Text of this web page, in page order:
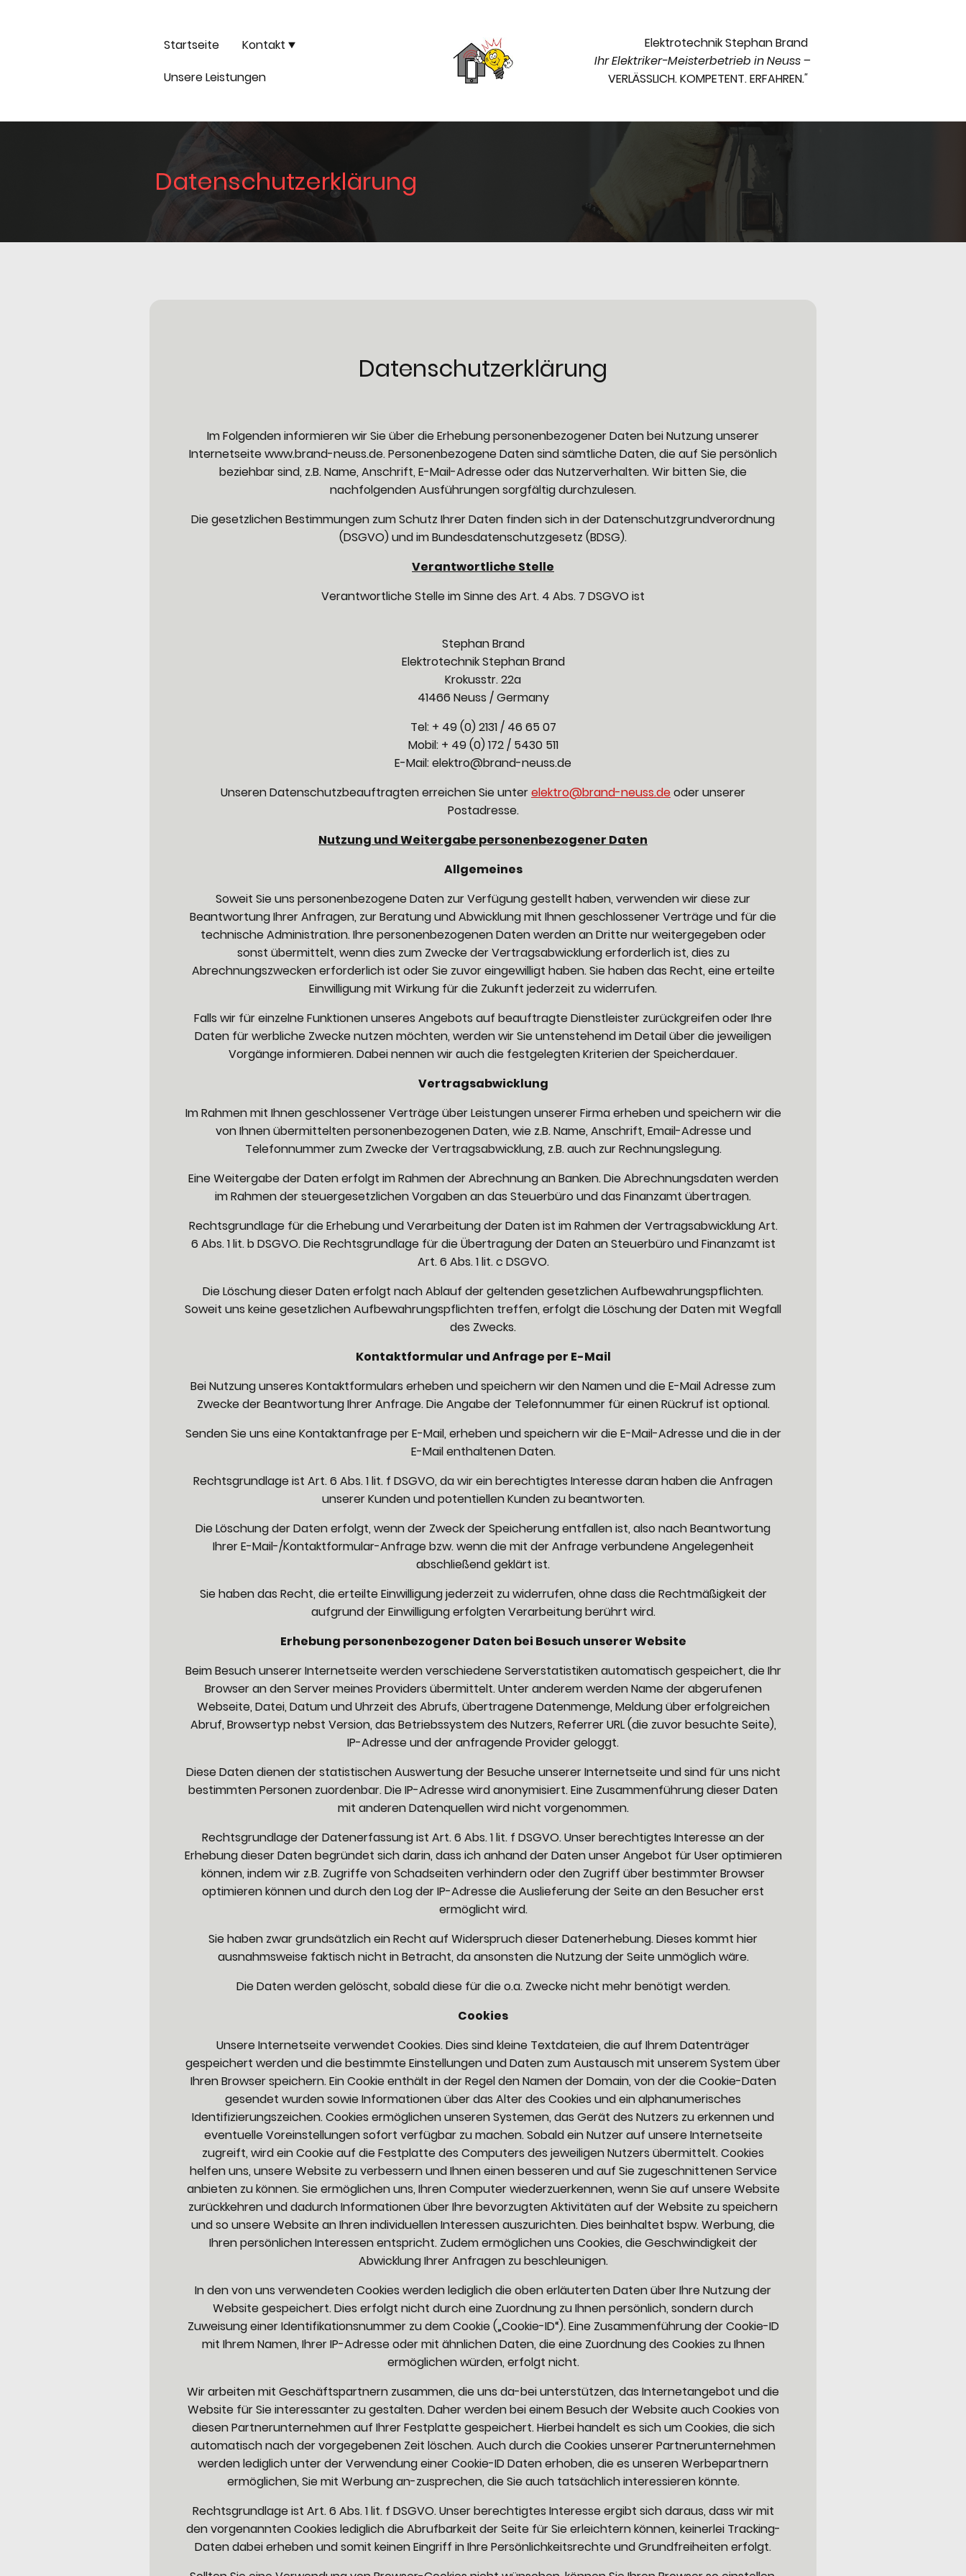
Startseite
Kontakt
Unsere Leistungen
Elektrotechnik Stephan Brand
Ihr Elektriker-Meisterbetrieb in Neuss –
VERLÄSSLICH. KOMPETENT. ERFAHREN."
Datenschutzerklärung
Datenschutzerklärung
Im Folgenden informieren wir Sie über die Erhebung personenbezogener Daten bei Nutzung unserer
Internetseite www.brand-neuss.de. Personenbezogene Daten sind sämtliche Daten, die auf Sie persönlich
beziehbar sind, z.B. Name, Anschrift, E-Mail-Adresse oder das Nutzerverhalten. Wir bitten Sie, die
nachfolgenden Ausführungen sorgfältig durchzulesen.
Die gesetzlichen Bestimmungen zum Schutz Ihrer Daten finden sich in der Datenschutzgrundverordnung
(DSGVO) und im Bundesdatenschutzgesetz (BDSG).
Verantwortliche Stelle
Verantwortliche Stelle im Sinne des Art. 4 Abs. 7 DSGVO ist
Stephan Brand
Elektrotechnik Stephan Brand
Krokusstr. 22a
41466 Neuss / Germany
Tel: + 49 (0) 2131 / 46 65 07
Mobil: + 49 (0) 172 / 5430 511
E-Mail: elektro@brand-neuss.de
Unseren Datenschutzbeauftragten erreichen Sie unterelektro@brand-neuss.deoder unserer
Postadresse.
Nutzung und Weitergabe personenbezogener Daten
Allgemeines
Soweit Sie uns personenbezogene Daten zur Verfügung gestellt haben, verwenden wir diese zur
Beantwortung Ihrer Anfragen, zur Beratung und Abwicklung mit Ihnen geschlossener Verträge und für die
technische Administration. Ihre personenbezogenen Daten werden an Dritte nur weitergegeben oder
sonst übermittelt, wenn dies zum Zwecke der Vertragsabwicklung erforderlich ist, dies zu
Abrechnungszwecken erforderlich ist oder Sie zuvor eingewilligt haben. Sie haben das Recht, eine erteilte
Einwilligung mit Wirkung für die Zukunft jederzeit zu widerrufen.
Falls wir für einzelne Funktionen unseres Angebots auf beauftragte Dienstleister zurückgreifen oder Ihre
Daten für werbliche Zwecke nutzen möchten, werden wir Sie untenstehend im Detail über die jeweiligen
Vorgänge informieren. Dabei nennen wir auch die festgelegten Kriterien der Speicherdauer.
Vertragsabwicklung
Im Rahmen mit Ihnen geschlossener Verträge über Leistungen unserer Firma erheben und speichern wir die
von Ihnen übermittelten personenbezogenen Daten, wie z.B. Name, Anschrift, Email-Adresse und
Telefonnummer zum Zwecke der Vertragsabwicklung, z.B. auch zur Rechnungslegung.
Eine Weitergabe der Daten erfolgt im Rahmen der Abrechnung an Banken. Die Abrechnungsdaten werden
im Rahmen der steuergesetzlichen Vorgaben an das Steuerbüro und das Finanzamt übertragen.
Rechtsgrundlage für die Erhebung und Verarbeitung der Daten ist im Rahmen der Vertragsabwicklung Art.
6 Abs. 1 lit. b DSGVO. Die Rechtsgrundlage für die Übertragung der Daten an Steuerbüro und Finanzamt ist
Art. 6 Abs. 1 lit. c DSGVO.
Die Löschung dieser Daten erfolgt nach Ablauf der geltenden gesetzlichen Aufbewahrungspflichten.
Soweit uns keine gesetzlichen Aufbewahrungspflichten treffen, erfolgt die Löschung der Daten mit Wegfall
des Zwecks.
Kontaktformular und Anfrage per E-Mail
Bei Nutzung unseres Kontaktformulars erheben und speichern wir den Namen und die E-Mail Adresse zum
Zwecke der Beantwortung Ihrer Anfrage. Die Angabe der Telefonnummer für einen Rückruf ist optional.
Senden Sie uns eine Kontaktanfrage per E-Mail, erheben und speichern wir die E-Mail-Adresse und die in der
E-Mail enthaltenen Daten.
Rechtsgrundlage ist Art. 6 Abs. 1 lit. f DSGVO, da wir ein berechtigtes Interesse daran haben die Anfragen
unserer Kunden und potentiellen Kunden zu beantworten.
Die Löschung der Daten erfolgt, wenn der Zweck der Speicherung entfallen ist, also nach Beantwortung
Ihrer E-Mail-/Kontaktformular-Anfrage bzw. wenn die mit der Anfrage verbundene Angelegenheit
abschließend geklärt ist.
Sie haben das Recht, die erteilte Einwilligung jederzeit zu widerrufen, ohne dass die Rechtmäßigkeit der
aufgrund der Einwilligung erfolgten Verarbeitung berührt wird.
Erhebung personenbezogener Daten bei Besuch unserer Website
Beim Besuch unserer Internetseite werden verschiedene Serverstatistiken automatisch gespeichert, die Ihr
Browser an den Server meines Providers übermittelt. Unter anderem werden Name der abgerufenen
Webseite, Datei, Datum und Uhrzeit des Abrufs, übertragene Datenmenge, Meldung über erfolgreichen
Abruf, Browsertyp nebst Version, das Betriebssystem des Nutzers, Referrer URL (die zuvor besuchte Seite),
IP-Adresse und der anfragende Provider geloggt.
Diese Daten dienen der statistischen Auswertung der Besuche unserer Internetseite und sind für uns nicht
bestimmten Personen zuordenbar. Die IP-Adresse wird anonymisiert. Eine Zusammenführung dieser Daten
mit anderen Datenquellen wird nicht vorgenommen.
Rechtsgrundlage der Datenerfassung ist Art. 6 Abs. 1 lit. f DSGVO. Unser berechtigtes Interesse an der
Erhebung dieser Daten begründet sich darin, dass ich anhand der Daten unser Angebot für User optimieren
können, indem wir z.B. Zugriffe von Schadseiten verhindern oder den Zugriff über bestimmter Browser
optimieren können und durch den Log der IP-Adresse die Auslieferung der Seite an den Besucher erst
ermöglicht wird.
Sie haben zwar grundsätzlich ein Recht auf Widerspruch dieser Datenerhebung. Dieses kommt hier
ausnahmsweise faktisch nicht in Betracht, da ansonsten die Nutzung der Seite unmöglich wäre.
Die Daten werden gelöscht, sobald diese für die o.a. Zwecke nicht mehr benötigt werden.
Cookies
Unsere Internetseite verwendet Cookies. Dies sind kleine Textdateien, die auf Ihrem Datenträger
gespeichert werden und die bestimmte Einstellungen und Daten zum Austausch mit unserem System über
Ihren Browser speichern. Ein Cookie enthält in der Regel den Namen der Domain, von der die Cookie-Daten
gesendet wurden sowie Informationen über das Alter des Cookies und ein alphanumerisches
Identifizierungszeichen. Cookies ermöglichen unseren Systemen, das Gerät des Nutzers zu erkennen und
eventuelle Voreinstellungen sofort verfügbar zu machen. Sobald ein Nutzer auf unsere Internetseite
zugreift, wird ein Cookie auf die Festplatte des Computers des jeweiligen Nutzers übermittelt. Cookies
helfen uns, unsere Website zu verbessern und Ihnen einen besseren und auf Sie zugeschnittenen Service
anbieten zu können. Sie ermöglichen uns, Ihren Computer wiederzuerkennen, wenn Sie auf unsere Website
zurückkehren und dadurch Informationen über Ihre bevorzugten Aktivitäten auf der Website zu speichern
und so unsere Website an Ihren individuellen Interessen auszurichten. Dies beinhaltet bspw. Werbung, die
Ihren persönlichen Interessen entspricht. Zudem ermöglichen uns Cookies, die Geschwindigkeit der
Abwicklung Ihrer Anfragen zu beschleunigen.
In den von uns verwendeten Cookies werden lediglich die oben erläuterten Daten über Ihre Nutzung der
Website gespeichert. Dies erfolgt nicht durch eine Zuordnung zu Ihnen persönlich, sondern durch
Zuweisung einer Identifikationsnummer zu dem Cookie („Cookie-ID“). Eine Zusammenführung der Cookie-ID
mit Ihrem Namen, Ihrer IP-Adresse oder mit ähnlichen Daten, die eine Zuordnung des Cookies zu Ihnen
ermöglichen würden, erfolgt nicht.
Wir arbeiten mit Geschäftspartnern zusammen, die uns da-bei unterstützen, das Internetangebot und die
Website für Sie interessanter zu gestalten. Daher werden bei einem Besuch der Website auch Cookies von
diesen Partnerunternehmen auf Ihrer Festplatte gespeichert. Hierbei handelt es sich um Cookies, die sich
automatisch nach der vorgegebenen Zeit löschen. Auch durch die Cookies unserer Partnerunternehmen
werden lediglich unter der Verwendung einer Cookie-ID Daten erhoben, die es unseren Werbepartnern
ermöglichen, Sie mit Werbung an-zusprechen, die Sie auch tatsächlich interessieren könnte.
Rechtsgrundlage ist Art. 6 Abs. 1 lit. f DSGVO. Unser berechtigtes Interesse ergibt sich daraus, dass wir mit
den vorgenannten Cookies lediglich die Abrufbarkeit der Seite für Sie erleichtern können, keinerlei Tracking-
Daten dabei erheben und somit keinen Eingriff in Ihre Persönlichkeitsrechte und Grundfreiheiten erfolgt.